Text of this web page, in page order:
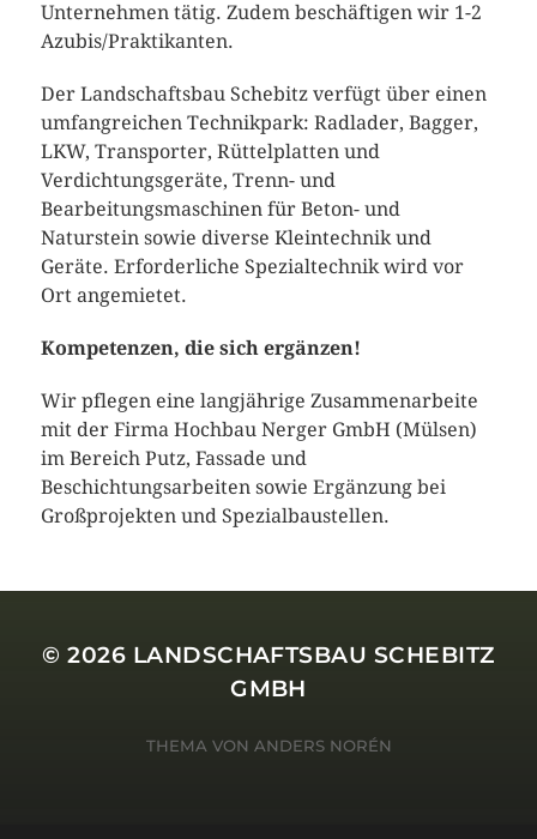
Unternehmen tätig. Zudem beschäftigen wir 1-2
Azubis/Praktikanten.
Der Landschaftsbau Schebitz verfügt über einen
umfangreichen Technikpark: Radlader, Bagger,
LKW, Transporter, Rüttelplatten und
Verdichtungsgeräte, Trenn- und
Bearbeitungsmaschinen für Beton- und
Naturstein sowie diverse Kleintechnik und
Geräte. Erforderliche Spezialtechnik wird vor
Ort angemietet.
Kompetenzen, die sich ergänzen!
Wir pflegen eine langjährige Zusammenarbeite
mit der Firma Hochbau Nerger GmbH (Mülsen)
im Bereich Putz, Fassade und
Beschichtungsarbeiten sowie Ergänzung bei
Großprojekten und Spezialbaustellen.
© 2026 LANDSCHAFTSBAU SCHEBITZ
GMBH
THEMA VON ANDERS NORÉN